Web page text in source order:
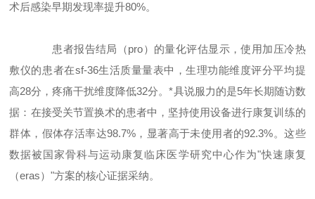
术后感染早期发现率提升80%。
患者报告结局（pro）的量化评估显示，使用加压冷热
敷仪的患者在sf-36生活质量量表中，生理功能维度评分平均提
高28分，疼痛干扰维度降低32分。*具说服力的是5年长期随访数
据：在接受关节置换术的患者中，坚持使用设备进行康复训练的
群体，假体存活率达98.7%，显著高于未使用者的92.3%。这些
数据被国家骨科与运动康复临床医学研究中心作为"快速康复
（eras）"方案的核心证据采纳。